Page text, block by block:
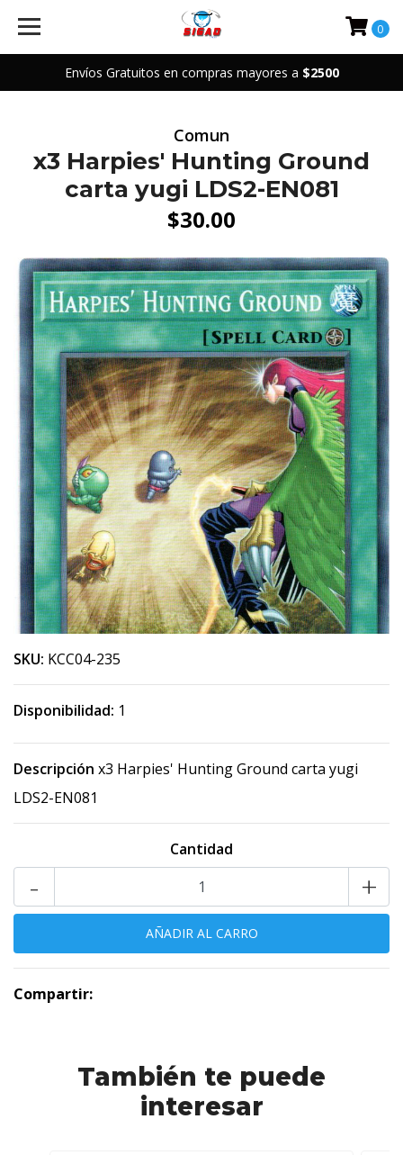
Envíos Gratuitos en compras mayores a $2500
0
Comun
x3 Harpies' Hunting Ground
carta yugi LDS2-EN081
$30.00
SKU: KCC04-235
Disponibilidad: 1
Descripción x3 Harpies' Hunting Ground carta yugi
LDS2-EN081
Cantidad
+
-
Compartir:
También te puede
interesar